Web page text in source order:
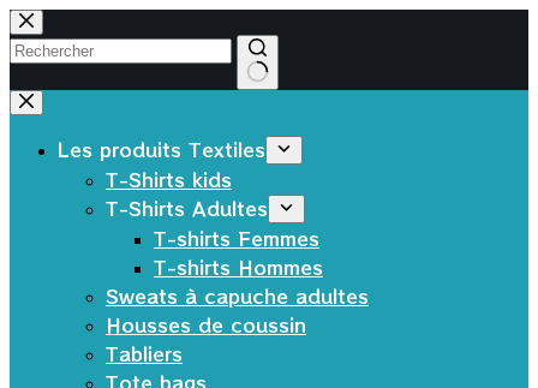
Passer
au
contenu
Aucun
résultat
Les produits Textiles
T-Shirts kids
T-Shirts Adultes
T-shirts Femmes
T-shirts Hommes
Sweats à capuche adultes
Housses de coussin
Tabliers
Tote bags